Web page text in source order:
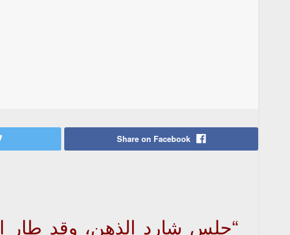
Share on Facebook
“جلس شارد الذهن، وقد طار